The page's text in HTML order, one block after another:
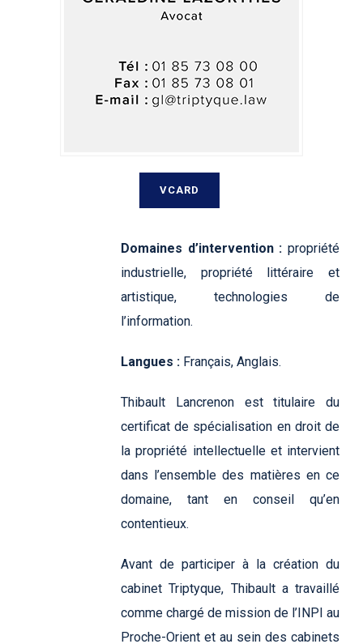
VCARD
Domaines d’intervention : propriété
industrielle, propriété littéraire et
artistique, technologies de
l’information.
Langues : Français, Anglais.
Thibault Lancrenon est titulaire du
certificat de spécialisation en droit de
la propriété intellectuelle et intervient
dans l’ensemble des matières en ce
domaine, tant en conseil qu’en
contentieux.
Avant de participer à la création du
cabinet Triptyque, Thibault a travaillé
comme chargé de mission de l’INPI au
Proche-Orient et au sein des cabinets